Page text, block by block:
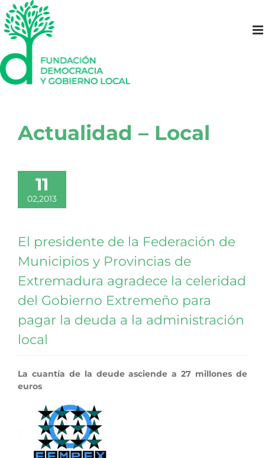
Saltar
al
contenido
Actualidad – Local
11
02,2013
El presidente de la Federación de
Municipios y Provincias de
Extremadura agradece la celeridad
del Gobierno Extremeño para
pagar la deuda a la administración
local
La cuantía de la deude asciende a 27 millones de
euros